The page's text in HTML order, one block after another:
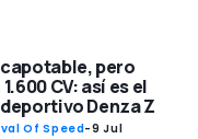
pero
CV: así es el
Denza Z
Of Speed-9 Jul